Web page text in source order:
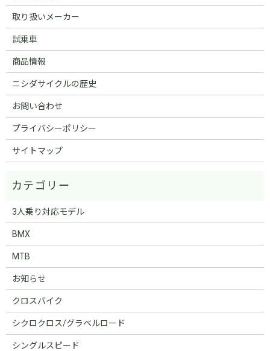
取り扱いメーカー
試乗車
商品情報
ニシダサイクルの歴史
お問い合わせ
プライバシーポリシー
サイトマップ
3人乗り対応モデル
BMX
MTB
お知らせ
クロスバイク
シクロクロス/グラベルロード
シングルスピード